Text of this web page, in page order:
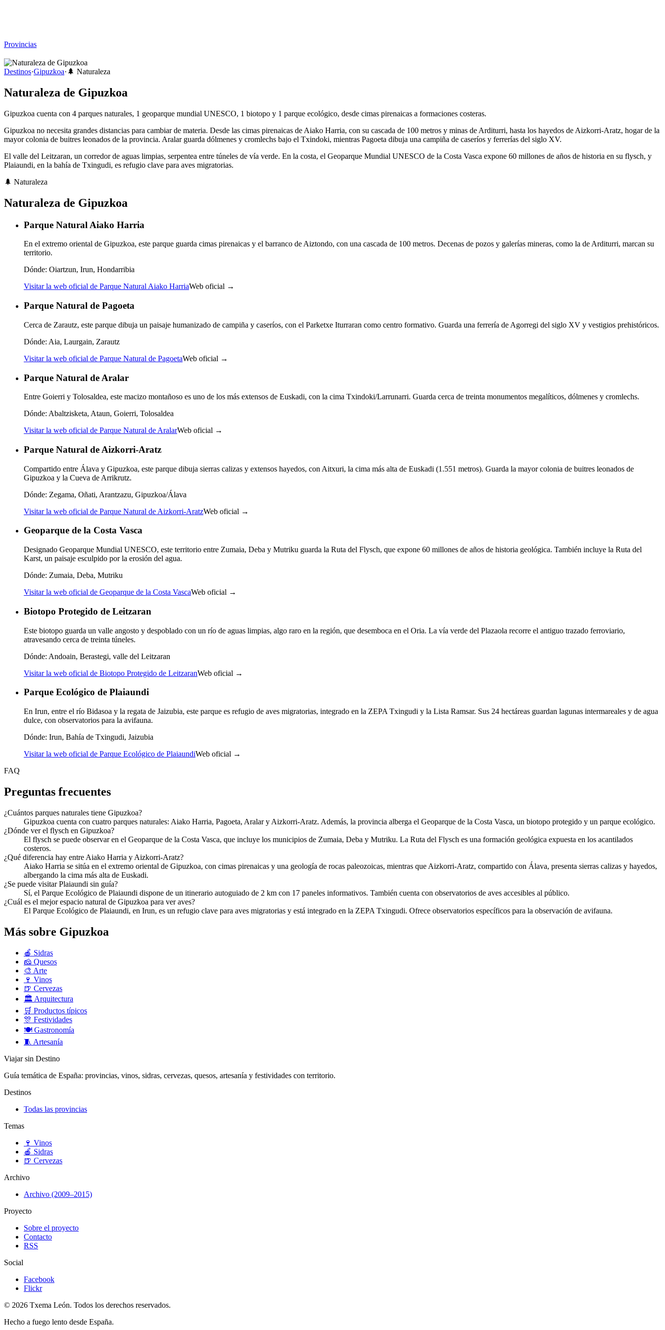
Provincias
Destinos·Gipuzkoa· 🌲 Naturaleza
Naturaleza de Gipuzkoa
Gipuzkoa cuenta con 4 parques naturales, 1 geoparque mundial UNESCO, 1 biotopo y 1 parque ecológico, desde cimas pirenaicas a formaciones costeras.
Gipuzkoa no necesita grandes distancias para cambiar de materia. Desde las cimas pirenaicas de Aiako Harria, con su cascada de 100 metros y minas de Arditurri, hasta los hayedos de Aizkorri-Aratz, hogar de la
mayor colonia de buitres leonados de la provincia. Aralar guarda dólmenes y cromlechs bajo el Txindoki, mientras Pagoeta dibuja una campiña de caseríos y ferrerías del siglo XV.
El valle del Leitzaran, un corredor de aguas limpias, serpentea entre túneles de vía verde. En la costa, el Geoparque Mundial UNESCO de la Costa Vasca expone 60 millones de años de historia en su flysch, y
Plaiaundi, en la bahía de Txingudi, es refugio clave para aves migratorias.
🌲 Naturaleza
Naturaleza de Gipuzkoa
Parque Natural Aiako Harria
En el extremo oriental de Gipuzkoa, este parque guarda cimas pirenaicas y el barranco de Aiztondo, con una cascada de 100 metros. Decenas de pozos y galerías mineras, como la de Arditurri, marcan su
territorio.
Dónde: Oiartzun, Irun, Hondarribia
Visitar la web oficial de Parque Natural Aiako HarriaWeb oficial →
Parque Natural de Pagoeta
Cerca de Zarautz, este parque dibuja un paisaje humanizado de campiña y caseríos, con el Parketxe Iturraran como centro formativo. Guarda una ferrería de Agorregi del siglo XV y vestigios prehistóricos.
Dónde: Aia, Laurgain, Zarautz
Visitar la web oficial de Parque Natural de PagoetaWeb oficial →
Parque Natural de Aralar
Entre Goierri y Tolosaldea, este macizo montañoso es uno de los más extensos de Euskadi, con la cima Txindoki/Larrunarri. Guarda cerca de treinta monumentos megalíticos, dólmenes y cromlechs.
Dónde: Abaltzisketa, Ataun, Goierri, Tolosaldea
Visitar la web oficial de Parque Natural de AralarWeb oficial →
Parque Natural de Aizkorri-Aratz
Compartido entre Álava y Gipuzkoa, este parque dibuja sierras calizas y extensos hayedos, con Aitxuri, la cima más alta de Euskadi (1.551 metros). Guarda la mayor colonia de buitres leonados de
Gipuzkoa y la Cueva de Arrikrutz.
Dónde: Zegama, Oñati, Arantzazu, Gipuzkoa/Álava
Visitar la web oficial de Parque Natural de Aizkorri-AratzWeb oficial →
Geoparque de la Costa Vasca
Designado Geoparque Mundial UNESCO, este territorio entre Zumaia, Deba y Mutriku guarda la Ruta del Flysch, que expone 60 millones de años de historia geológica. También incluye la Ruta del
Karst, un paisaje esculpido por la erosión del agua.
Dónde: Zumaia, Deba, Mutriku
Visitar la web oficial de Geoparque de la Costa VascaWeb oficial →
Biotopo Protegido de Leitzaran
Este biotopo guarda un valle angosto y despoblado con un río de aguas limpias, algo raro en la región, que desemboca en el Oria. La vía verde del Plazaola recorre el antiguo trazado ferroviario,
atravesando cerca de treinta túneles.
Dónde: Andoain, Berastegi, valle del Leitzaran
Visitar la web oficial de Biotopo Protegido de LeitzaranWeb oficial →
Parque Ecológico de Plaiaundi
En Irun, entre el río Bidasoa y la regata de Jaizubia, este parque es refugio de aves migratorias, integrado en la ZEPA Txingudi y la Lista Ramsar. Sus 24 hectáreas guardan lagunas intermareales y de agua
dulce, con observatorios para la avifauna.
Dónde: Irun, Bahía de Txingudi, Jaizubia
Visitar la web oficial de Parque Ecológico de PlaiaundiWeb oficial →
FAQ
Preguntas frecuentes
¿Cuántos parques naturales tiene Gipuzkoa?
Gipuzkoa cuenta con cuatro parques naturales: Aiako Harria, Pagoeta, Aralar y Aizkorri-Aratz. Además, la provincia alberga el Geoparque de la Costa Vasca, un biotopo protegido y un parque ecológico.
¿Dónde ver el flysch en Gipuzkoa?
El flysch se puede observar en el Geoparque de la Costa Vasca, que incluye los municipios de Zumaia, Deba y Mutriku. La Ruta del Flysch es una formación geológica expuesta en los acantilados
costeros.
¿Qué diferencia hay entre Aiako Harria y Aizkorri-Aratz?
Aiako Harria se sitúa en el extremo oriental de Gipuzkoa, con cimas pirenaicas y una geología de rocas paleozoicas, mientras que Aizkorri-Aratz, compartido con Álava, presenta sierras calizas y hayedos,
albergando la cima más alta de Euskadi.
¿Se puede visitar Plaiaundi sin guía?
Sí, el Parque Ecológico de Plaiaundi dispone de un itinerario autoguiado de 2 km con 17 paneles informativos. También cuenta con observatorios de aves accesibles al público.
¿Cuál es el mejor espacio natural de Gipuzkoa para ver aves?
El Parque Ecológico de Plaiaundi, en Irun, es un refugio clave para aves migratorias y está integrado en la ZEPA Txingudi. Ofrece observatorios específicos para la observación de avifauna.
Más sobre Gipuzkoa
🍎 Sidras
🧀 Quesos
🎨 Arte
🍷 Vinos
🍺 Cervezas
🏛️ Arquitectura
🛒 Productos típicos
🎊 Festividades
🍽️ Gastronomía
🧵 Artesanía
Viajar sin Destino
Guía temática de España: provincias, vinos, sidras, cervezas, quesos, artesanía y festividades con territorio.
Destinos
Todas las provincias
Temas
🍷 Vinos
🍎 Sidras
🍺 Cervezas
Archivo
Archivo (2009–2015)
Proyecto
Sobre el proyecto
Contacto
RSS
Social
Facebook
Flickr
© 2026 Txema León. Todos los derechos reservados.
Hecho a fuego lento desde España.